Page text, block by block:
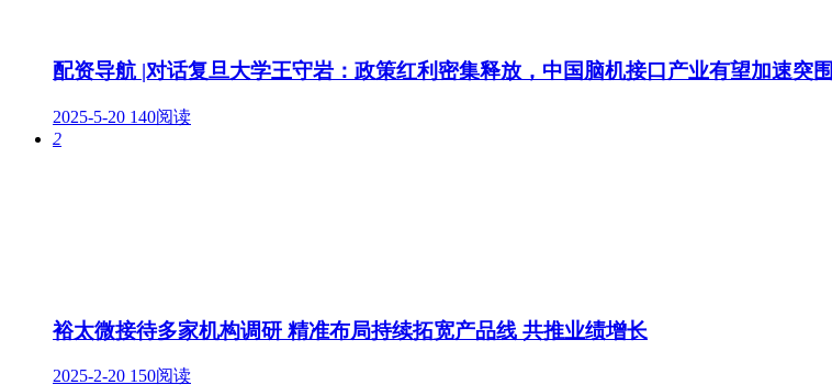
配资导航 |对话复旦大学王守岩：政策红利密集释放，中国脑机接口产业有望加速突围
2025-5-20 140阅读
2
裕太微接待多家机构调研 精准布局持续拓宽产品线 共推业绩增长
2025-2-20 150阅读